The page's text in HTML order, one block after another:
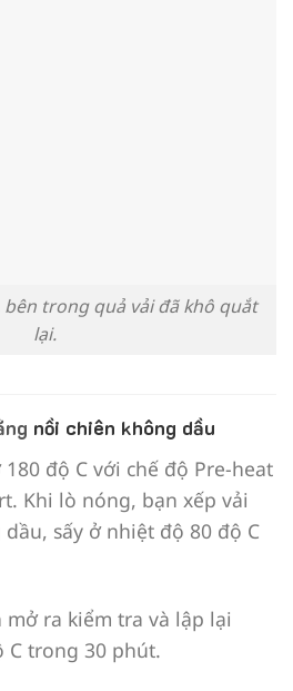
bên trong quả vải đã khô quắt
lại.
nồi chiên không dầu
độ C với chế độ Pre-heat
Khi lò nóng, bạn xếp vải
sấy ở nhiệt độ 80 độ C
ra kiểm tra và lập lại
C trong 30 phút.